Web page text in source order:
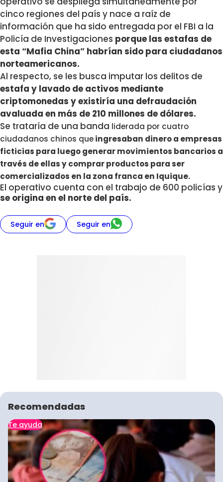
cinco regiones del país y nace a raíz de
información que ha sido entregada por el FBI a la
Policía de Investigaciones porque las estafas de
esta “Mafia China” habrían sido para ciudadanos
norteamericanos.
Al respecto, se les busca imputar los delitos de
estafa y lavado de activos mediante
criptomonedas y existiría una defraudación
avaluada en más de 210 millones de dólares.
Se trataría de una banda liderada por cuatro
ciudadanos chinos queingresaban dinero a empresas
ficticias para luego generar movimientos bancarios a
través de ellas y comprar productos para ser
comercializados en la zona franca en Iquique.
El operativo cuenta con el trabajo de 600 policías y
se origina en el norte del país.
Seguir en Seguir en
Recomendadas
Te ayuda